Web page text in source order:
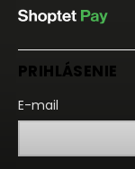
PRIHLÁSENIE
E-mail